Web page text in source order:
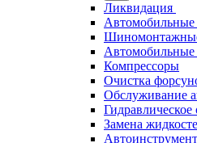
Ликвидация
Автомобильные
Компрессоры
Очистка
Обслуживание
Гидравлическое
Замена